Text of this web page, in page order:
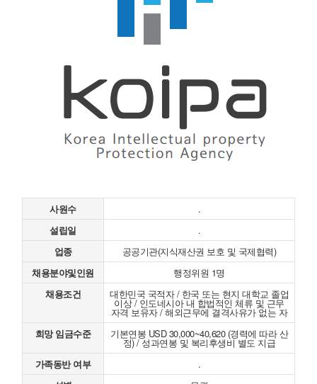
사원수
.
설립일
.
업종
공공기관(지식재산권 보호 및 국제협력)
채용분야및인원
행정위원 1명
채용조건
대한민국 국적자 / 한국 또는 현지 대학교 졸업
이상 / 인도네시아 내 합법적인 체류 및 근무
자격 보유자 / 해외근무에 결격사유가 없는 자
희망 임금수준
기본연봉 USD 30,000~40,620 (경력에 따라 산
정) / 성과연봉 및 복리후생비 별도 지급
가족동반 여부
.